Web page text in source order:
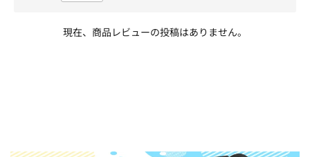
現在、商品レビューの投稿はありません。